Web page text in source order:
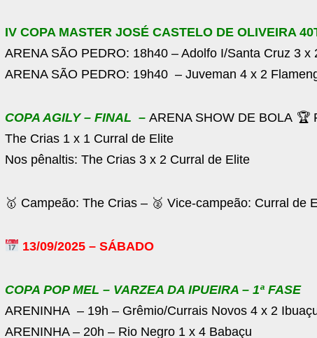
IV COPA MASTER JOSÉ CASTELO DE OLIVEIRA
ARENA SÃO PEDRO: 18h40 – Adolfo I/Santa Cruz 3 x
ARENA SÃO PEDRO: 19h40 – Juveman 4 x 2
COPA AGILY – FINAL –ARENA SHOW DE BOLA 🏆
The Crias 1 x 1 Curral de Elite
Nos pênaltis: The Crias 3 x 2 Curral de Elite
🥇 Campeão: The Crias – 🥈 Vice-campeão: Curral de
13/09/2025 – SÁBADO
COPA POP MEL – VARZEA DA IPUEIRA – 1ª FASE
ARENINHA – 19h – Grêmio/Currais Novos 4 x 2
ARENINHA – 20h – Rio Negro 1 x 4 Babaçu